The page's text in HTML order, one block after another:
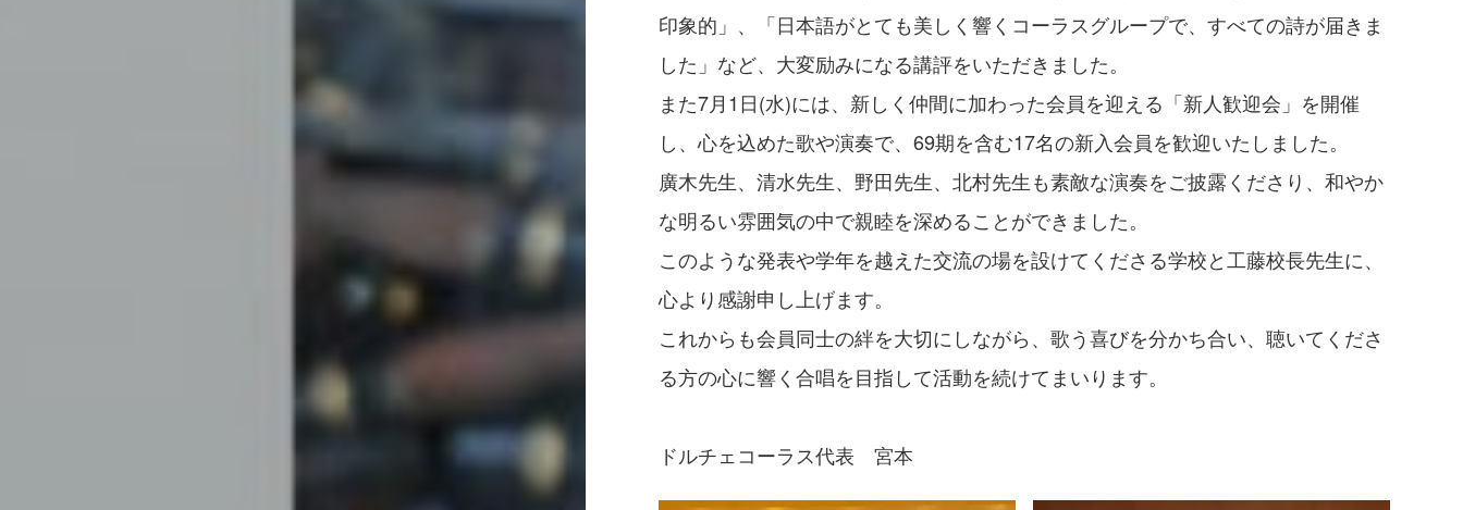
印象的」、「日本語がとても美しく響くコーラスグループで、すべての詩が届きま
した」など、大変励みになる講評をいただきました。
また7月1日(水)には、新しく仲間に加わった会員を迎える「新人歓迎会」を開催
し、心を込めた歌や演奏で、69期を含む17名の新入会員を歓迎いたしました。
廣木先生、清水先生、野田先生、北村先生も素敵な演奏をご披露くださり、和やか
な明るい雰囲気の中で親睦を深めることができました。
このような発表や学年を越えた交流の場を設けてくださる学校と工藤校長先生に、
心より感謝申し上げます。
これからも会員同士の絆を大切にしながら、歌う喜びを分かち合い、聴いてくださ
る方の心に響く合唱を目指して活動を続けてまいります。
ドルチェコーラス代表　宮本